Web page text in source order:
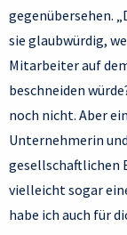
gegenübersehen.
sie glaubwürdig,
Mitarbeiter auf
beschneiden
noch nicht. Aber
Unternehmerin
gesellschaftlichen
vielleicht sogar
habe ich auch für